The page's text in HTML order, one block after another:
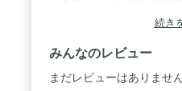
＋アルミシート［充填剤
や食品の保存容器として
タには重いものを置いた
さい。 ／ ※強い衝撃を与
ります。 ／ ※ドライアイ
続き
みんなのレビュー
まだレビューはありませ